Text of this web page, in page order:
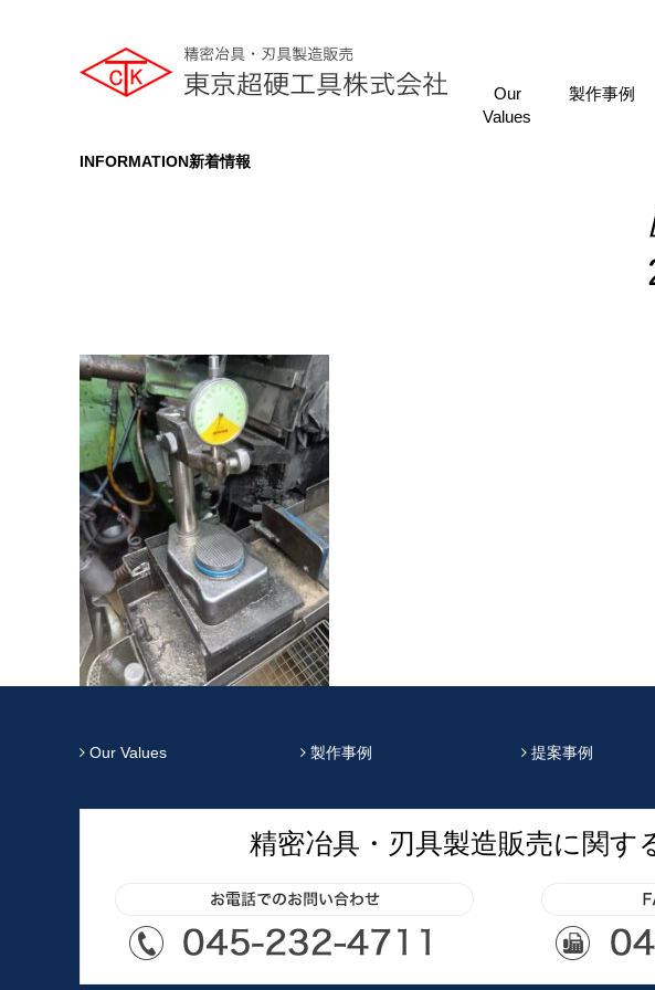
Our
Values
製作事例
INFORMATION新着情報
Our Values 製作事例 提案事例
精密冶具・刃具製造販売に関す